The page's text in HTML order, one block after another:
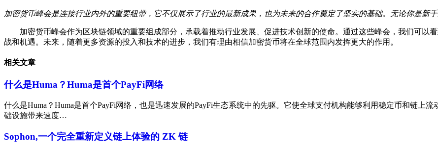
加密货币峰会是连接行业内外的重要纽带，它不仅展示了行业的最新成果，也为未来的合作奠定了坚实的基础。无论你是新
加密货币峰会作为区块链领域的重要组成部分，承载着推动行业发展、促进技术创新的使命。通过这些峰会，我们可以
战和机遇。未来，随着更多资源的投入和技术的进步，我们有理由相信加密货币将在全球范围内发挥更大的作用。
相关文章
什么是Huma？Huma是首个PayFi网络
什么是Huma？Huma是首个PayFi网络，也是迅速发展的PayFi生态系统中的先驱。它使全球支付机构能够利用稳定币和链上
础设施带来速度…
Sophon,一个完全重新定义链上体验的 ZK 链